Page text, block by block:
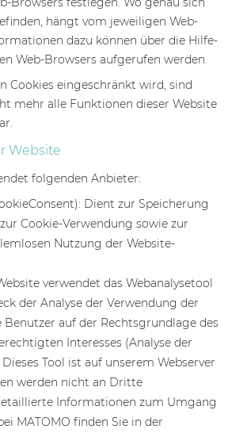
hängt vom jeweiligen Web-
dazu können über die Hilfe-
Web-Browsers aufgerufen werden.
Cookies eingeschränkt wird, sind
mehr alle Funktionen dieser Website
Website
folgenden Anbieter:
Dient zur Speicherung
Cookie-Verwendung sowie zur
Nutzung der Website-
verwendet das Webanalysetool
der Analyse der Verwendung der
Benutzer auf der Rechtsgrundlage des
Interesses (Analyse der
Tool ist auf unserem Webserver
werden nicht an Dritte
Informationen zum Umgang
MATOMO finden Sie in der